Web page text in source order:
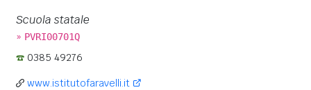
Scuola statale
» PVRI00701Q
0385 49276
www.istitutofaravelli.it